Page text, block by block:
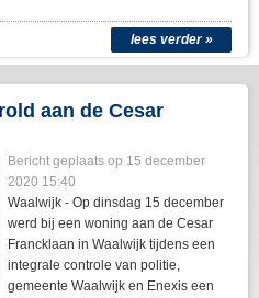
lees verder »
aan de Cesar
Bericht geplaats op 15 december
2020 15:40
Waalwijk - Op dinsdag 15 december
werd bij een woning aan de Cesar
Francklaan in Waalwijk tijdens een
integrale controle van politie,
gemeente Waalwijk en Enexis een